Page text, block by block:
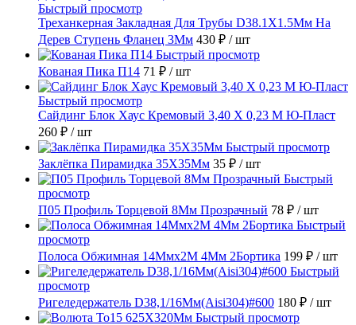
Быстрый просмотр
Треханкерная Закладная Для Трубы D38.1Х1.5Мм На
Дерев Ступень Фланец 3Мм 430 ₽ / шт
Быстрый просмотр
Кованая Пика П14 71 ₽ / шт
Быстрый просмотр
Сайдинг Блок Хаус Кремовый 3,40 Х 0,23 М Ю-Пласт
260 ₽ / шт
Быстрый просмотр
Заклёпка Пирамидка 35X35Мм 35 ₽ / шт
Быстрый
просмотр
П05 Профиль Торцевой 8Мм Прозрачный 78 ₽ / шт
Быстрый
просмотр
Полоса Обжимная 14Ммх2М 4Мм 2Бортика 199 ₽ / шт
Быстрый
просмотр
Ригеледержатель D38,1/16Мм(Aisi304)#600 180 ₽ / шт
Быстрый просмотр